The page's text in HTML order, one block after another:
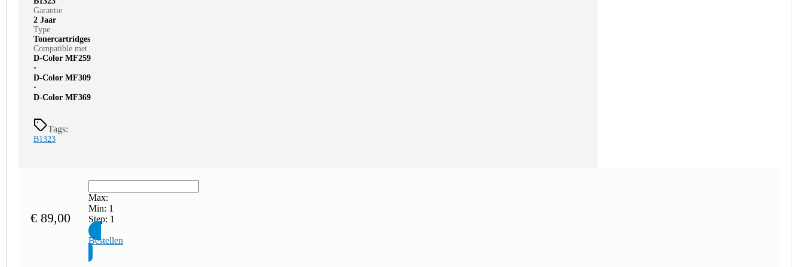
Garantie
2 Jaar
Type
Tonercartridges
Compatible met
D-Color MF259
⋅
D-Color MF309
⋅
D-Color MF369
Tags:
B1323
€ 89,00
Max:
Min: 1
Step: 1
Bestellen